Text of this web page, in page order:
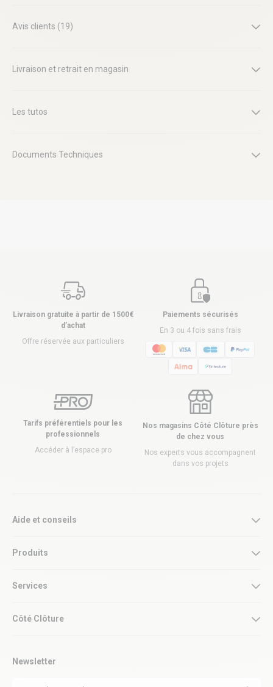
Avis clients (19)
Livraison et retrait en magasin
Les tutos
Documents Techniques
Livraison gratuite à partir de 1500€
d’achat
Offre réservée aux particuliers
Paiements sécurisés
En 3 ou 4 fois sans frais
Tarifs préférentiels pour les
professionnels
Accéder à l’espace pro
Nos magasins Côté Clôture près
de chez vous
Nos experts vous accompagnent
dans vos projets
Aide et conseils
Produits
Services
Côté Clôture
Newsletter